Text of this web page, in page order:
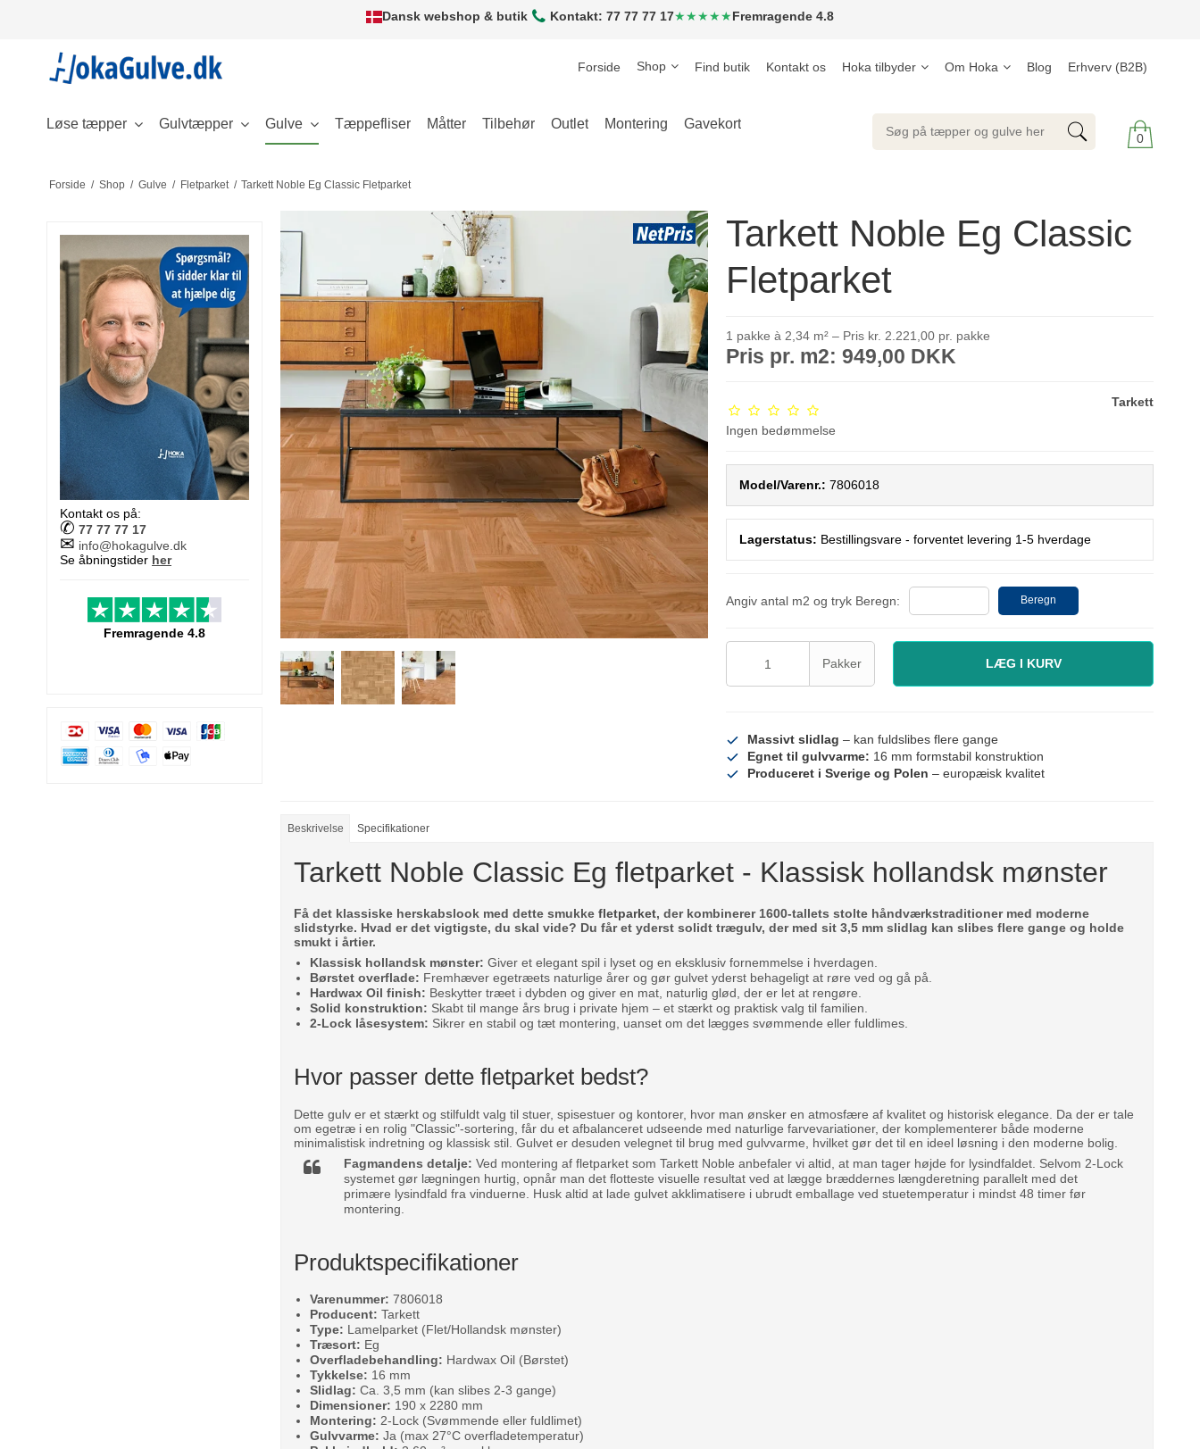
Dansk webshop & butik Kontakt: 77 77 77 17★★★★★Fremragende 4.8
Forside Shop Find butik Kontakt os Hoka tilbyder Om Hoka Blog Erhverv (B2B)
0
Løse tæpper Gulvtæpper Gulve Tæppefliser Måtter Tilbehør Outlet Montering Gavekort
Forside / Shop / Gulve / Fletparket / Tarkett Noble Eg Classic Fletparket
Kontakt os på:
✆ 77 77 77 17
✉ info@hokagulve.dk
Se åbningstider her
Fremragende 4.8
Tarkett Noble Eg Classic
Fletparket
1 pakke à 2,34 m² – Pris kr. 2.221,00 pr. pakke
Pris pr. m2: 949,00 DKK
Ingen bedømmelse
Tarkett
Model/Varenr.: 7806018
Lagerstatus: Bestillingsvare - forventet levering 1-5 hverdage
Angiv antal m2 og tryk Beregn: Beregn
Pakker LÆG I KURV
Massivt slidlag – kan fuldslibes flere gange
Egnet til gulvvarme: 16 mm formstabil konstruktion
Produceret i Sverige og Polen – europæisk kvalitet
Beskrivelse Specifikationer
Tarkett Noble Classic Eg fletparket - Klassisk hollandsk mønster
Få det klassiske herskabslook med dette smukkefletparket, der kombinerer 1600-tallets stolte håndværkstraditioner med moderne
slidstyrke. Hvad er det vigtigste, du skal vide? Du får et yderst solidt trægulv, der med sit 3,5 mm slidlag kan slibes flere gange og holde
smukt i årtier.
Klassisk hollandsk mønster: Giver et elegant spil i lyset og en eksklusiv fornemmelse i hverdagen.
Børstet overflade: Fremhæver egetræets naturlige årer og gør gulvet yderst behageligt at røre ved og gå på.
Hardwax Oil finish: Beskytter træet i dybden og giver en mat, naturlig glød, der er let at rengøre.
Solid konstruktion: Skabt til mange års brug i private hjem – et stærkt og praktisk valg til familien.
2-Lock låsesystem: Sikrer en stabil og tæt montering, uanset om det lægges svømmende eller fuldlimes.
Hvor passer dette fletparket bedst?
Dette gulv er et stærkt og stilfuldt valg til stuer, spisestuer og kontorer, hvor man ønsker en atmosfære af kvalitet og historisk elegance. Da der er tale
om egetræ i en rolig "Classic"-sortering, får du et afbalanceret udseende med naturlige farvevariationer, der komplementerer både moderne
minimalistisk indretning og klassisk stil. Gulvet er desuden velegnet til brug med gulvvarme, hvilket gør det til en ideel løsning i den moderne bolig.
Fagmandens detalje: Ved montering af fletparket som Tarkett Noble anbefaler vi altid, at man tager højde for lysindfaldet. Selvom 2-Lock
systemet gør lægningen hurtig, opnår man det flotteste visuelle resultat ved at lægge bræddernes længderetning parallelt med det
primære lysindfald fra vinduerne. Husk altid at lade gulvet akklimatisere i ubrudt emballage ved stuetemperatur i mindst 48 timer før
montering.
Produktspecifikationer
Varenummer: 7806018
Producent: Tarkett
Type: Lamelparket (Flet/Hollandsk mønster)
Træsort: Eg
Overfladebehandling: Hardwax Oil (Børstet)
Tykkelse: 16 mm
Slidlag: Ca. 3,5 mm (kan slibes 2-3 gange)
Dimensioner: 190 x 2280 mm
Montering: 2-Lock (Svømmende eller fuldlimet)
Gulvvarme: Ja (max 27°C overfladetemperatur)